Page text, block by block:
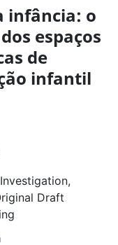
infância: o
espaços
de
infantil
Investigation
Draft